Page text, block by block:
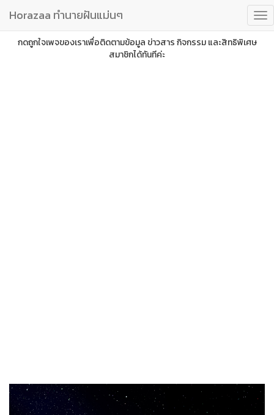
Horazaa ทำนายฝันแม่นๆ
กดถูกใจเพจของเราเพื่อติดตามข้อมูล ข่าวสาร กิจกรรม และสิทธิพิเศษ
สมาชิกได้ทันทีค่ะ